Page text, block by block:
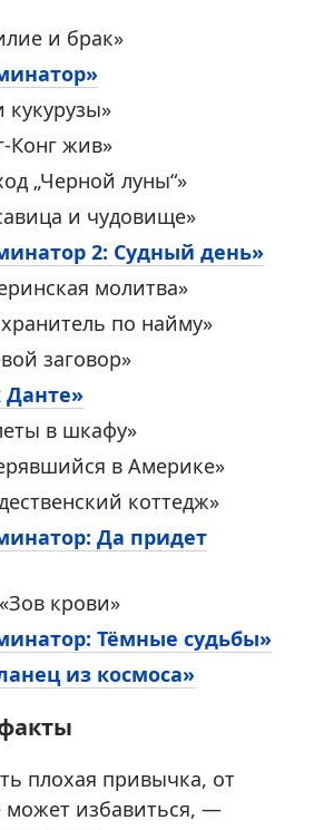
и брак»
Конг жив»
„Черной луны“»
и чудовище»
2: Судный день»
молитва»
по найму»
заговор»
Данте»
в шкафу»
в Америке»
коттедж»
Да придет
крови»
Тёмные судьбы»
из космоса»
плохая привычка, от
может избавиться, —